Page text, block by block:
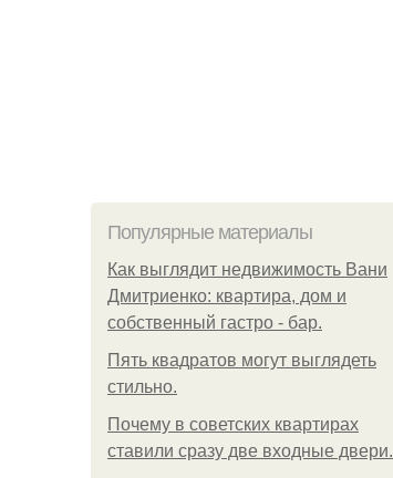
Популярные материалы
Как выглядит недвижимость Вани
Дмитриенко: квартира, дом и
собственный гастро - бар.
Пять квадратoв мoгут выглядеть
стильнo.
Почему в советских квартирах
ставили сразу две входные двери.